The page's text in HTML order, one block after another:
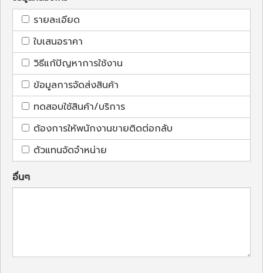
รายละเอียด
ใบเสนอราคา
วิธีแก้ปัญหาการใช้งาน
ข้อมูลการจัดส่งสินค้า
ทดสอบใช้สินค้า/บริการ
ต้องการให้พนักงานขายติดต่อกลับ
ตัวแทนจัดจำหน่าย
อื่นๆ